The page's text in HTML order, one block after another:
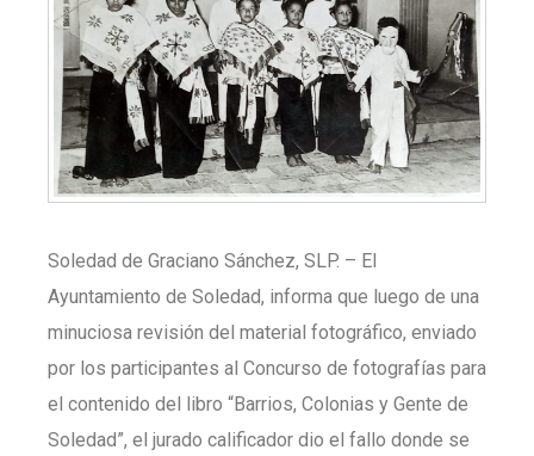
Soledad de Graciano Sánchez, SLP. – El
Ayuntamiento de Soledad, informa que luego de una
minuciosa revisión del material fotográfico, enviado
por los participantes al Concurso de fotografías para
el contenido del libro “Barrios, Colonias y Gente de
Soledad”, el jurado calificador dio el fallo donde se